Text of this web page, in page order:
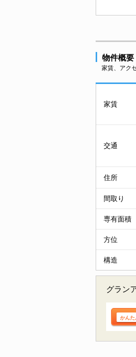
物件概要
家賃、アク
家賃
交通
住所
間取り
専有面積
方位
構造
グラン
かんた